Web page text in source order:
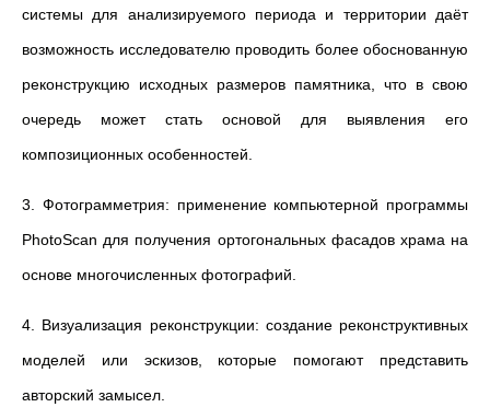
системы для анализируемого периода и территории даёт
возможность исследователю проводить более обоснованную
реконструкцию исходных размеров памятника, что в свою
очередь может стать основой для выявления его
композиционных особенностей.
3. Фотограмметрия: применение компьютерной программы
PhotoScan для получения ортогональных фасадов храма на
основе многочисленных фотографий.
4. Визуализация реконструкции: создание реконструктивных
моделей или эскизов, которые помогают представить
авторский замысел.